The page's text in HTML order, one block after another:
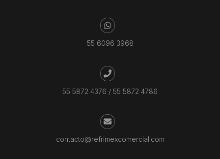
55 6096 3968
55 5872 4376 / 55 5872 4786
contacto@refrimexcomercial.com